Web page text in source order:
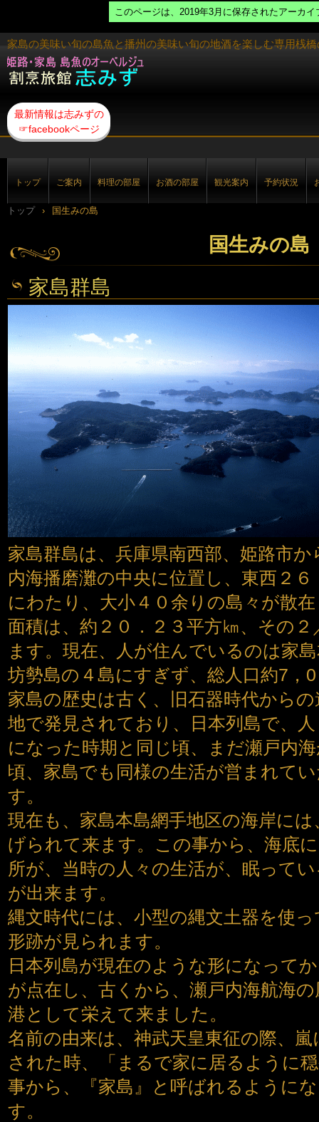
このページは、2019年3月に保存されたアーカ
家島の美味い旬の島魚と播州の美味い旬の地酒を楽しむ専用
最新情報は志みずの
☞facebookページ
トップ ご案内 料理の部屋 お酒の部屋 観光案内 予約状況
トップ › 国生みの島
国生みの島
家島群島
家島群島は、兵庫県南西部、姫路市
内海播磨灘の中央に位置し、東西２
にわたり、大小４０余りの島々が散
面積は、約２０．２３平方㎞、その
ます。現在、人が住んでいるのは家
坊勢島の４島にすぎず、総人口約7，
家島の歴史は古く、旧石器時代から
地で発見されており、日本列島で、
になった時期と同じ頃、まだ瀬戸内
頃、家島でも同様の生活が営まれて
す。
現在も、家島本島網手地区の海岸に
げられて来ます。この事から、海底
所が、当時の人々の生活が、眠って
が出来ます。
縄文時代には、小型の縄文土器を使
形跡が見られます。
日本列島が現在のような形になって
が点在し、古くから、瀬戸内海航海
港として栄えて来ました。
名前の由来は、神武天皇東征の際、
された時、「まるで家に居るように
事から、『家島』と呼ばれるように
す。